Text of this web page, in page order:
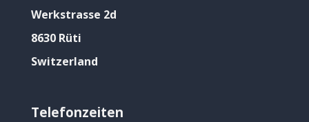
Werkstrasse 2d
8630 Rüti
Switzerland
Telefonzeiten